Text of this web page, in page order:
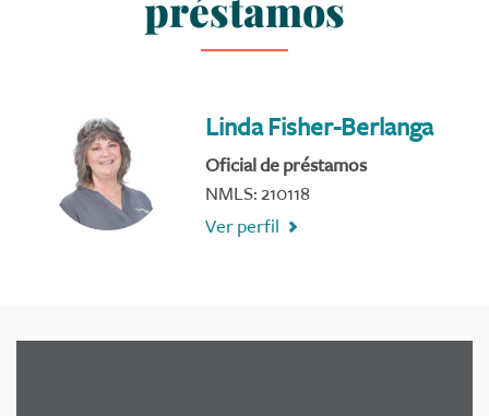
Linda Fisher-Berlanga
Oficial de préstamos
NMLS: 210118
Ver perfil